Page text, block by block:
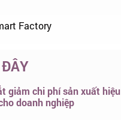
Factory
giảm chi phí sản xuất hiệu
doanh nghiệp